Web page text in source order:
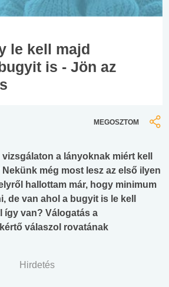
le kell majd
is - Jön az
MEGOSZTOM
a lányoknak miért kell
még most lesz az első ilyen
hallottam már, hogy minimum
de van ahol a bugyit is le kell
így van? Válogatás a
válaszol rovatának
Hirdetés